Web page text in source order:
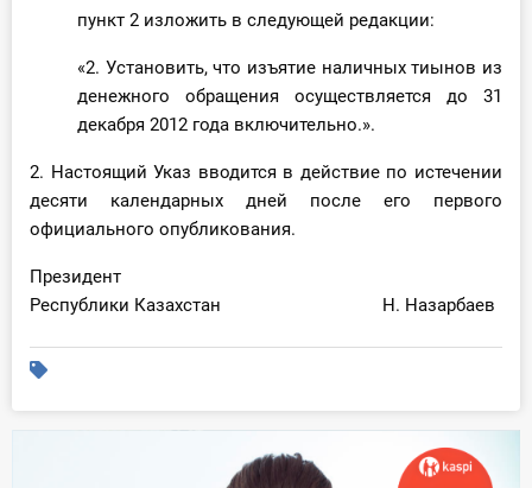
О Системе
Обучение
Тарифы
Тестирование для
бухгалтера
пункт 2 изложить в следующей редакции:
«2. Установить, что изъятие наличных тиынов из
денежного обращения осуществляется до 31
декабря 2012 года включительно.».
2. Настоящий Указ вводится в действие по истечении
десяти календарных дней после его первого
официального опубликования.
Президент
Республики Казахстан Н. Назарбаев